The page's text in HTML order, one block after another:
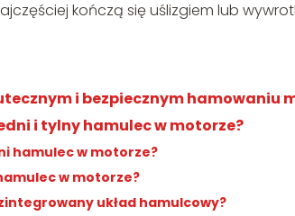
kończą się uślizgiem lub
i bezpiecznym hamowaniu
i tylny hamulec w motorze?
hamulec w motorze?
w motorze?
układ hamulcowy?